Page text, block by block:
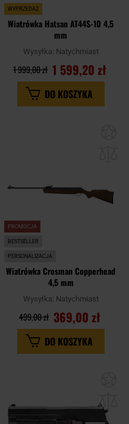
WYPRZEDAŻ
Wiatrówka Hatsan AT44S-10 4,5
mm
Wysyłka: Natychmiast
1 599,20 zł
1 999,00 zł
DO KOSZYKA
PROMOCJA
BESTSELLER
PERSONALIZACJA
Wiatrówka Crosman Copperhead
4,5 mm
Wysyłka: Natychmiast
369,00 zł
499,00 zł
DO KOSZYKA
schowka